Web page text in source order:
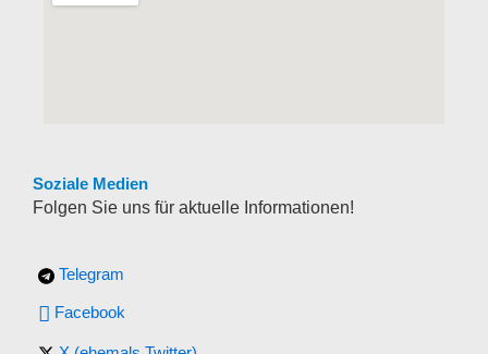
Soziale Medien
Folgen Sie uns für aktuelle Informationen!
Telegram
Facebook